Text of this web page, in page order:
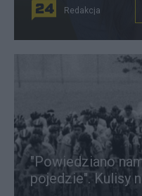
Redakcja
"Powiedziano
pojedzie". Kulisy